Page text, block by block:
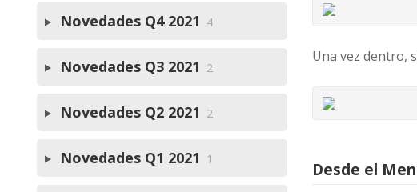
Una vez dentro,
Desde el
Novedades Q4 2021 4
Novedades Q3 2021 2
Novedades Q2 2021 2
Novedades Q1 2021 1